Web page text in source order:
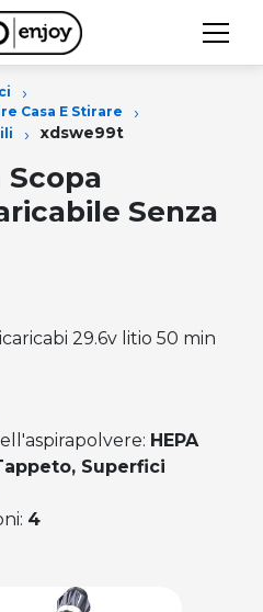
›
Casa E Stirare ›
› xdswe99t
Senza
29.6v litio 50 min
HEPA
Superfici
4